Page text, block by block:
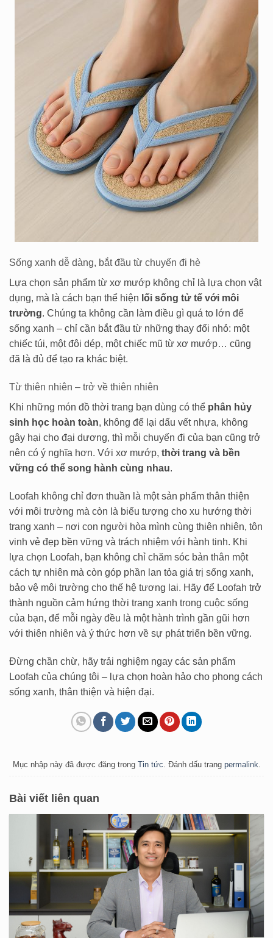
Sống xanh dễ dàng, bắt đầu từ chuyến đi hè
Lựa chọn sản phẩm từ xơ mướp không chỉ là lựa chọn vật
dụng, mà là cách bạn thể hiện lối sống tử tế với môi
trường. Chúng ta không cần làm điều gì quá to lớn để
sống xanh – chỉ cần bắt đầu từ những thay đổi nhỏ: một
chiếc túi, một đôi dép, một chiếc mũ từ xơ mướp… cũng
đã là đủ để tạo ra khác biệt.
Từ thiên nhiên – trở về thiên nhiên
Khi những món đồ thời trang bạn dùng có thể phân hủy
sinh học hoàn toàn, không để lại dấu vết nhựa, không
gây hại cho đại dương, thì mỗi chuyến đi của bạn cũng trở
nên có ý nghĩa hơn. Với xơ mướp, thời trang và bền
vững có thể song hành cùng nhau.
Loofah không chỉ đơn thuần là một sản phẩm thân thiện
với môi trường mà còn là biểu tượng cho xu hướng thời
trang xanh – nơi con người hòa mình cùng thiên nhiên, tôn
vinh vẻ đẹp bền vững và trách nhiệm với hành tinh. Khi
lựa chọn Loofah, bạn không chỉ chăm sóc bản thân một
cách tự nhiên mà còn góp phần lan tỏa giá trị sống xanh,
bảo vệ môi trường cho thế hệ tương lai. Hãy để Loofah trở
thành nguồn cảm hứng thời trang xanh trong cuộc sống
của bạn, để mỗi ngày đều là một hành trình gần gũi hơn
với thiên nhiên và ý thức hơn về sự phát triển bền vững.
Đừng chần chừ, hãy trải nghiệm ngay các sản phẩm
Loofah của chúng tôi – lựa chọn hoàn hảo cho phong cách
sống xanh, thân thiện và hiện đại.
Mục nhập này đã được đăng trong Tin tức. Đánh dấu trang permalink.
Bài viết liên quan